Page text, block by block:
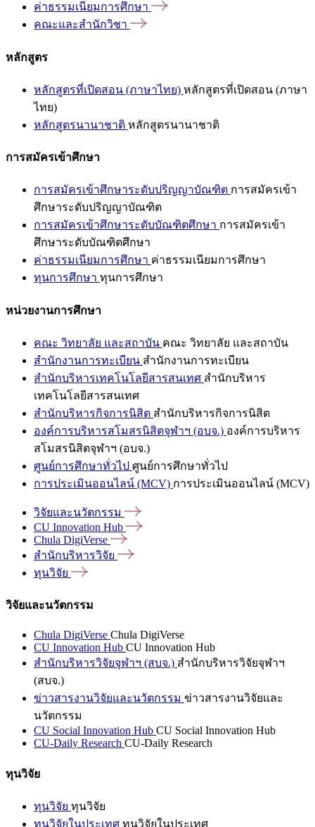
ค่าธรรมเนียมการศึกษา
คณะและสำนักวิชา
หลักสูตร
หลักสูตรที่เปิดสอน (ภาษาไทย) หลักสูตรที่เปิดสอน (ภาษา
ไทย)
หลักสูตรนานาชาติ หลักสูตรนานาชาติ
การสมัครเข้าศึกษา
การสมัครเข้าศึกษาระดับปริญญาบัณฑิต การสมัครเข้า
ศึกษาระดับปริญญาบัณฑิต
การสมัครเข้าศึกษาระดับบัณฑิตศึกษา การสมัครเข้า
ศึกษาระดับบัณฑิตศึกษา
ค่าธรรมเนียมการศึกษา ค่าธรรมเนียมการศึกษา
ทุนการศึกษา ทุนการศึกษา
หน่วยงานการศึกษา
คณะ วิทยาลัย และสถาบัน คณะ วิทยาลัย และสถาบัน
สำนักงานการทะเบียน สำนักงานการทะเบียน
สำนักบริหารเทคโนโลยีสารสนเทศ สำนักบริหาร
เทคโนโลยีสารสนเทศ
สำนักบริหารกิจการนิสิต สำนักบริหารกิจการนิสิต
องค์การบริหารสโมสรนิสิตจุฬาฯ (อบจ.) องค์การบริหาร
สโมสรนิสิตจุฬาฯ (อบจ.)
ศูนย์การศึกษาทั่วไป ศูนย์การศึกษาทั่วไป
การประเมินออนไลน์ (MCV) การประเมินออนไลน์ (MCV)
วิจัยและนวัตกรรม
CU Innovation Hub
Chula DigiVerse
สำนักบริหารวิจัย
ทุนวิจัย
วิจัยและนวัตกรรม
Chula DigiVerse Chula DigiVerse
CU Innovation Hub CU Innovation Hub
สำนักบริหารวิจัยจุฬาฯ (สบจ.) สำนักบริหารวิจัยจุฬาฯ
(สบจ.)
ข่าวสารงานวิจัยและนวัตกรรม ข่าวสารงานวิจัยและ
นวัตกรรม
CU Social Innovation Hub CU Social Innovation Hub
CU-Daily Research CU-Daily Research
ทุนวิจัย
ทุนวิจัย ทุนวิจัย
ทุนวิจัยในประเทศ ทุนวิจัยในประเทศ